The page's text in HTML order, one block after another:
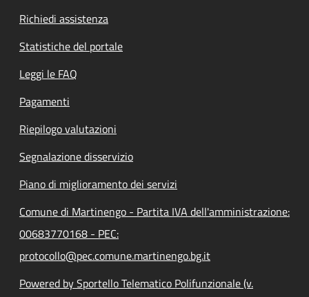
Richiedi assistenza
Statistiche del portale
Leggi le FAQ
Pagamenti
Riepilogo valutazioni
Segnalazione disservizio
Piano di miglioramento dei servizi
Comune di Martinengo - Partita IVA dell'amministrazione:
00683770168 - PEC:
protocollo@pec.comune.martinengo.bg.it
Powered by Sportello Telematico Polifunzionale (v.